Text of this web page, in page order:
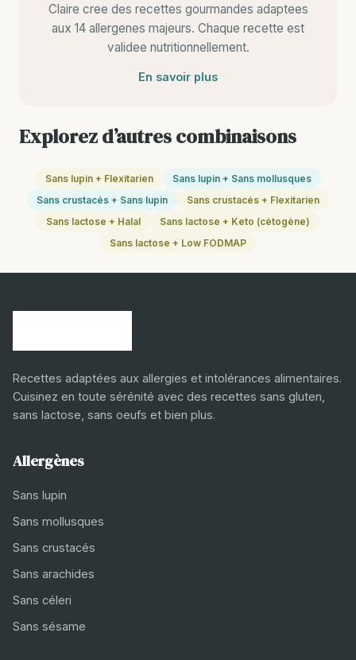
Claire cree des recettes gourmandes adaptees
aux 14 allergenes majeurs. Chaque recette est
validee nutritionnellement.
En savoir plus
Explorez d’autres combinaisons
Sans lupin + Flexitarien
Sans lupin + Sans mollusques
Sans crustacés + Sans lupin
Sans crustacés + Flexitarien
Sans lactose + Halal
Sans lactose + Keto (cétogène)
Sans lactose + Low FODMAP
Recettes adaptées aux allergies et intolérances alimentaires.
Cuisinez en toute sérénité avec des recettes sans gluten,
sans lactose, sans oeufs et bien plus.
Allergènes
Sans lupin
Sans mollusques
Sans crustacés
Sans arachides
Sans céleri
Sans sésame